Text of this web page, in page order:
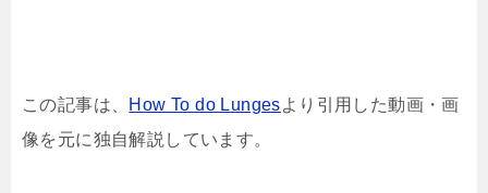
この記事は、 How To do Lungesより引用した動画・画
像を元に独自解説しています。